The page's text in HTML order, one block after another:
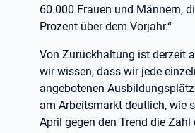
60.000 Frauen und Männern,
Prozent über dem Vorjahr.“
Von Zurückhaltung ist derzeit
wir wissen, dass wir jede
angebotenen
am Arbeitsmarkt deutlich, wie
April gegen den Trend die